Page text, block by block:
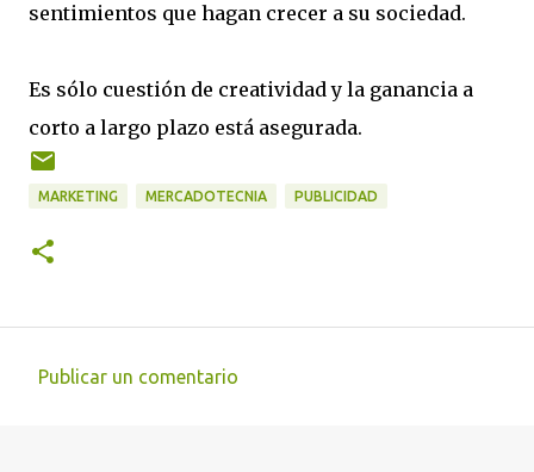
sentimientos que hagan crecer a su sociedad.
Es sólo cuestión de creatividad y la ganancia a
corto a largo plazo está asegurada.
MARKETING MERCADOTECNIA PUBLICIDAD
Publicar un comentario